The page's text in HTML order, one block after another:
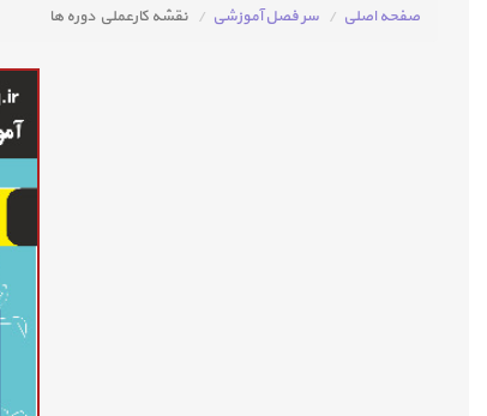
صفحه اصلی سر فصل آموزشی نقشه كارعملي دوره ها